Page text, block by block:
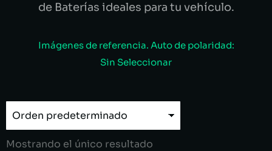
de Baterías ideales para tu vehículo.
Imágenes de referencia. Auto de polaridad:
Sin Seleccionar
Mostrando el único resultado